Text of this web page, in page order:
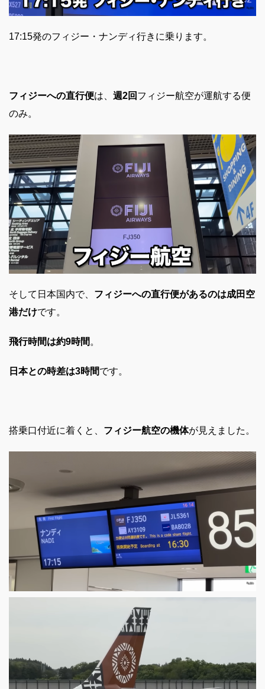
17:15発のフィジー・ナンディ行きに乗ります。
フィジーへの直行便は、 週2回 フィジー航空が運航する便
のみ。
そして日本国内で、 フィジーへの直行便があるのは成田空
港だけです。
飛行時間は約9時間。
日本との時差は3時間です。
搭乗口付近に着くと、 フィジー航空の機体が見えました。